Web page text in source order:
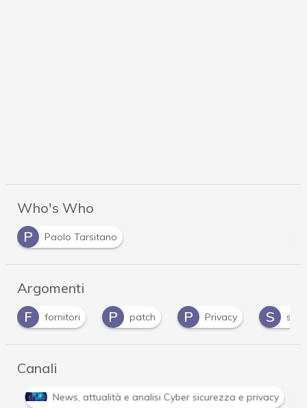
Who's Who
P
Paolo Tarsitano
Argomenti
P
patch P Privacy S spyware V
Canali
Attacchi hacker e Malware: le ultime news in tempo